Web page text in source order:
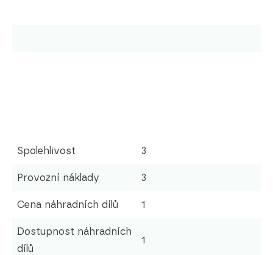
Spolehlivost 3
Provozní náklady 3
Cena náhradních dílů 1
Dostupnost náhradních
dílů
1